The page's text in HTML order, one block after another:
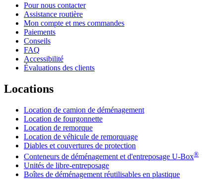
Pour nous contacter
Assistance routière
Mon compte et mes commandes
Paiements
Conseils
FAQ
Accessibilité
Évaluations des clients
Locations
Location de camion de déménagement
Location de fourgonnette
Location de remorque
Location de véhicule de remorquage
Diables et couvertures de protection
Conteneurs de déménagement et d'entreposage U-Box®
Unités de libre-entreposage
Boîtes de déménagement réutilisables en plastique